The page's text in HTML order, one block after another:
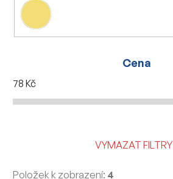
Cena
78 Kč
VYMAZAT FILTRY
Položek k zobrazení: 4